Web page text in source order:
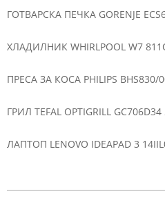
ГОТВАРСКА ПЕЧКА GORENJE
ХЛАДИЛНИК WHIRLPOOL W7
ПРЕСА ЗА КОСА PHILIPS BHS830/
ГРИЛ TEFAL OPTIGRILL
ЛАПТОП LENOVO IDEAPAD 3